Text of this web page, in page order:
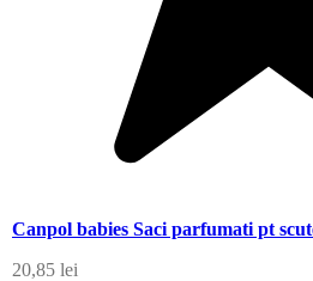
Canpol babies Saci parfumati pt
20,85 lei